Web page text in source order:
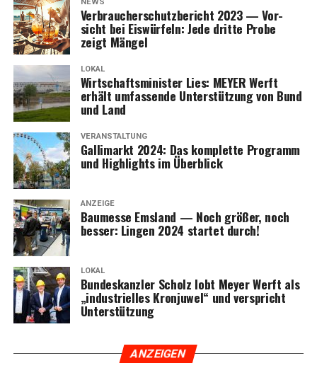
Ver­brau­cher­schutz­be­richt 2023 — Vor­
sicht bei Eis­wür­feln: Jede drit­te Pro­be
zeigt Mängel
LOKAL
Wirt­schafts­mi­nis­ter Lies: MEYER Werft
erhält umfas­sen­de Unter­stüt­zung von Bund
und Land
VERANSTALTUNG
Gal­li­markt 2024: Das kom­plet­te Pro­gramm
und High­lights im Überblick
ANZEIGE
Bau­mes­se Ems­land — Noch grö­ßer, noch
bes­ser: Lin­gen 2024 star­tet durch!
LOKAL
Bun­des­kanz­ler Scholz lobt Mey­er Werft als
„indus­tri­el­les Kron­ju­wel“ und ver­spricht
Unterstützung
ANZEI­GEN